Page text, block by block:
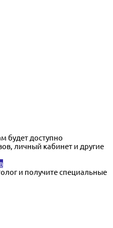
будет доступно
личный кабинет и другие
и получите специальные